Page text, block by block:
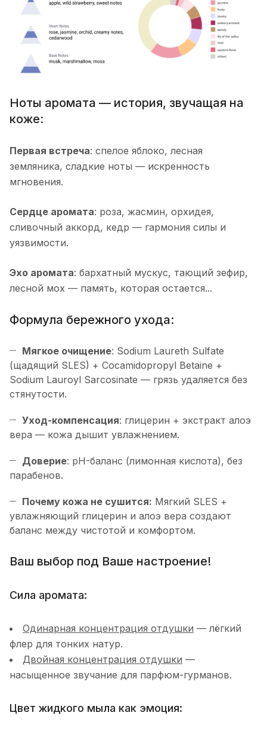
Ноты аромата — история, звучащая на
коже:
Первая встреча: спелое яблоко, лесная
земляника, сладкие ноты — искренность
мгновения.
Сердце аромата: роза, жасмин, орхидея,
сливочный аккорд, кедр — гармония силы и
уязвимости.
Эхо аромата: бархатный мускус, тающий зефир,
лесной мох — память, которая остается...
Формула бережного ухода:
Мягкое очищение: Sodium Laureth Sulfate
(щадящий SLES) + Cocamidopropyl Betaine +
Sodium Lauroyl Sarcosinate — грязь удаляется без
стянутости.
Уход-компенсация: глицерин + экстракт алоэ
вера — кожа дышит увлажнением.
Доверие: pH-баланс (лимонная кислота), без
парабенов.
Почему кожа не сушится: Мягкий SLES +
увлажняющий глицерин и алоэ вера создают
баланс между чистотой и комфортом.
Ваш выбор под Ваше настроение!
Сила аромата:
Одинарная концентрация отдушки — лёгкий
флер для тонких натур.
Двойная концентрация отдушки —
насыщенное звучание для парфюм-гурманов.
Цвет жидкого мыла как эмоция: